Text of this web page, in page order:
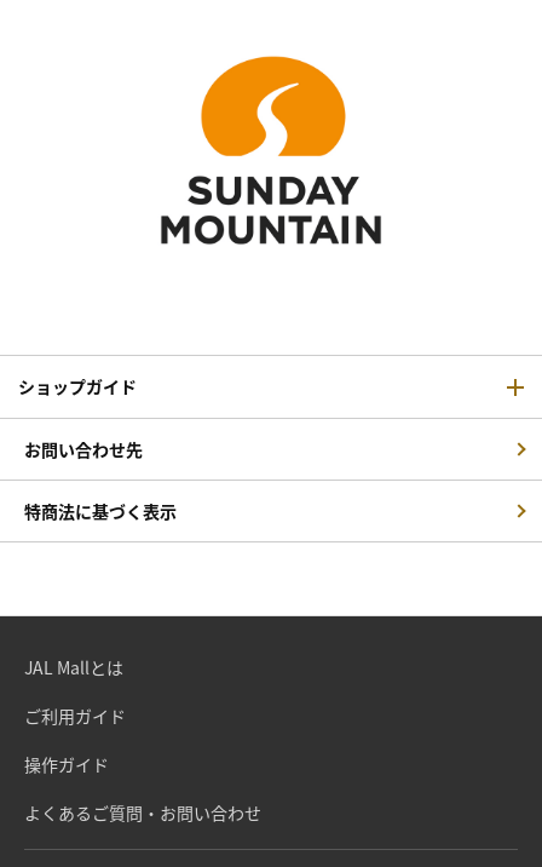
ショップガイド
お問い合わせ先
特商法に基づく表示
JAL Mallとは
ご利用ガイド
操作ガイド
よくあるご質問・お問い合わせ